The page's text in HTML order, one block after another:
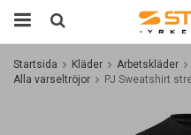
Startsida Kläder Arbetskläder
Alla varseltröjor
PJ Sweatshirt